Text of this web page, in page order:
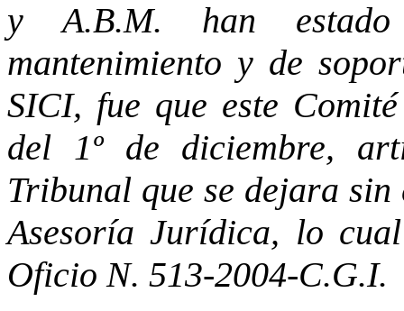
y A.B.M. han
mantenimiento y de
SICI, fue que este
del 1º de diciembre,
Tribunal que se dejara
Asesoría Jurídica, lo
Oficio N. 513-2004-C.G.I.